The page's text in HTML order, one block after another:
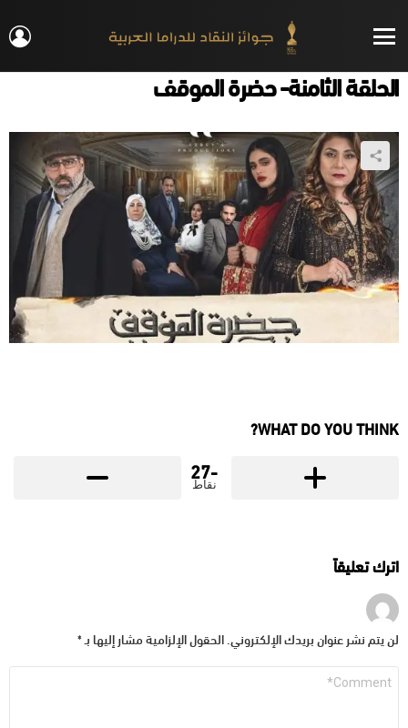
الحلقة الثامنة- حضرة الموقف
WHAT DO YOU THINK?
-27
نقاط
اترك تعليقاً
لن يتم نشر عنوان بريدك الإلكتروني. الحقول الإلزامية مشار إليها بـ *
التعليق